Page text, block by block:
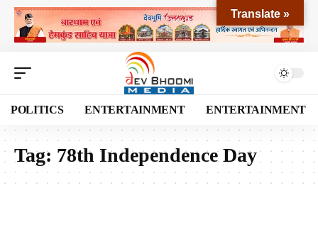
POLITICS ENTERTAINMENT ENTERTAINMENT
Tag: 78th Independence Day
Translate »